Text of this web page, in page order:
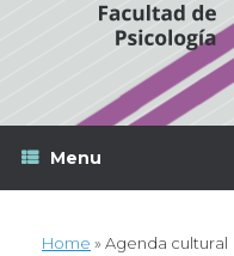
Menu
Home » Agenda cultural